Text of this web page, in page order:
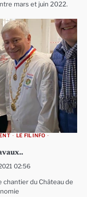
mars et juin 2022.
LE FIL INFO
02:56
chantier du Château de